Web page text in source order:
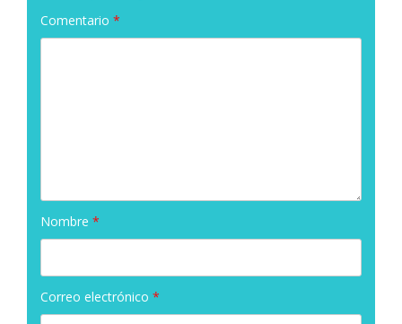
Comentario *
Nombre *
Correo electrónico *